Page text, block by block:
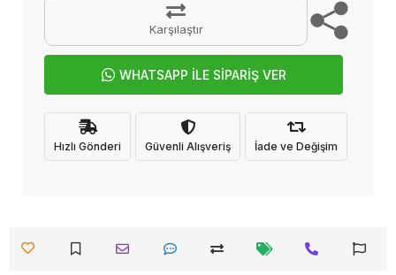
Karşılaştır
WHATSAPP İLE SİPARİŞ VER
Hızlı Gönderi Güvenli Alışveriş İade ve Değişim